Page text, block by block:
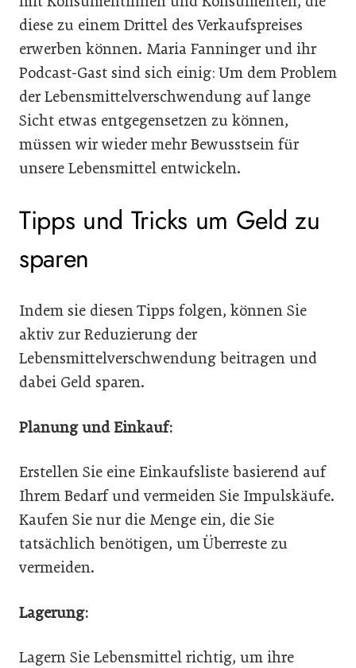
diese zu einem Drittel des Verkaufspreises
erwerben können. Maria Fanninger und ihr
Podcast-Gast sind sich einig: Um dem Problem
der Lebensmittelverschwendung auf lange
Sicht etwas entgegensetzen zu können,
müssen wir wieder mehr Bewusstsein für
unsere Lebensmittel entwickeln.
Tipps und Tricks um Geld zu
sparen
Indem sie diesen Tipps folgen, können Sie
aktiv zur Reduzierung der
Lebensmittelverschwendung beitragen und
dabei Geld sparen.
Planung und Einkauf:
Erstellen Sie eine Einkaufsliste basierend auf
Ihrem Bedarf und vermeiden Sie Impulskäufe.
Kaufen Sie nur die Menge ein, die Sie
tatsächlich benötigen, um Überreste zu
vermeiden.
Lagerung:
Lagern Sie Lebensmittel richtig, um ihre